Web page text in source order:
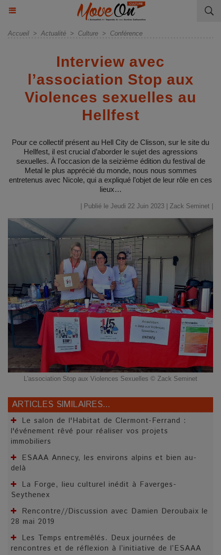
Accueil > Actualité > Culture > Conférence
Interview avec
l’association Stop aux
Violences sexuelles au
Hellfest
Pour ce collectif présent au Hell City de Clisson, sur le site du
Hellfest, il est crucial d’aborder le sujet des agressions
sexuelles. À l’occasion de la seizième édition du festival de
Metal le plus apprécié du monde, nous nous sommes
entretenus avec Nicole, qui a expliqué l’objet de leur rôle en ces
lieux…
| Publié le Jeudi 22 Juin 2023 | Zack Seminet
L'association Stop aux Violences Sexuelles © Zack Seminet
ARTICLES SIMILAIRES...
Le salon de l'Habitat de Clermont-Ferrand :
l'événement rêvé pour réaliser vos projets
immobiliers
ESAAA Annecy, les environs alpins et bien au-
delà
La Forge, lieu culturel inédit à Faverges-
Seythenex
Rencontre//Discussion avec Damien Deroubaix le
28 mai 2019
Les Temps entremêlés. Deux journées de
rencontres et de réflexion à l’initiative de l’ESAAA